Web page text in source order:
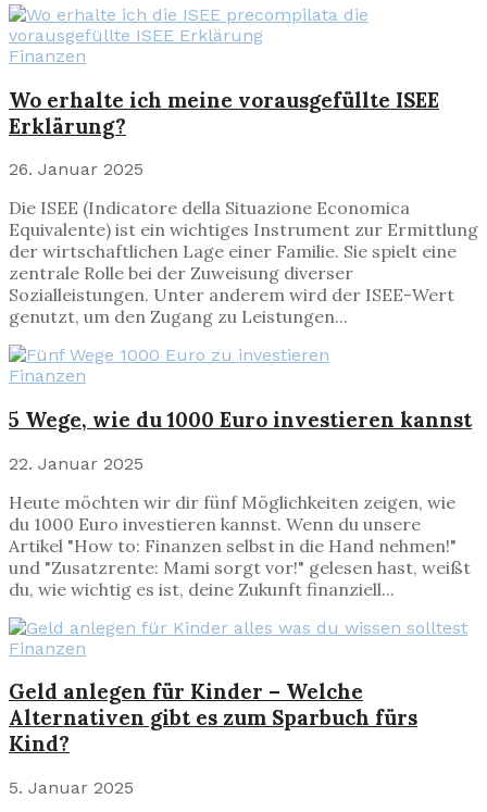
Finanzen
Wo erhalte ich meine vorausgefüllte ISEE
Erklärung?
26. Januar 2025
Die ISEE (Indicatore della Situazione Economica
Equivalente) ist ein wichtiges Instrument zur Ermittlung
der wirtschaftlichen Lage einer Familie. Sie spielt eine
zentrale Rolle bei der Zuweisung diverser
Sozialleistungen. Unter anderem wird der ISEE-Wert
genutzt, um den Zugang zu Leistungen...
Finanzen
5 Wege, wie du 1000 Euro investieren kannst
22. Januar 2025
Heute möchten wir dir fünf Möglichkeiten zeigen, wie
du 1000 Euro investieren kannst. Wenn du unsere
Artikel "How to: Finanzen selbst in die Hand nehmen!"
und "Zusatzrente: Mami sorgt vor!" gelesen hast, weißt
du, wie wichtig es ist, deine Zukunft finanziell...
Finanzen
Geld anlegen für Kinder – Welche
Alternativen gibt es zum Sparbuch fürs
Kind?
5. Januar 2025